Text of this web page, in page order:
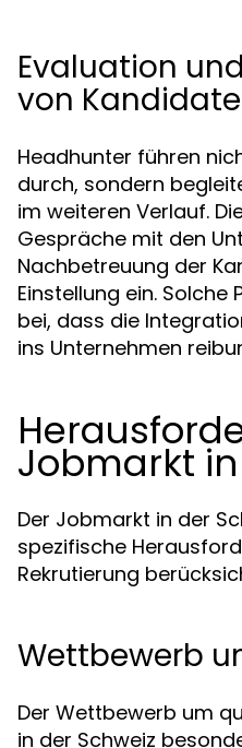
Evaluation
von
Headhunter führen
durch, sondern
im weiteren Verlauf.
Gespräche mit den
Nachbetreuung der
Einstellung ein. Solche
bei, dass die
ins Unternehmen
Jobmarkt
Der Jobmarkt in der
spezifische
Rekrutierung
Wettbewerb
Der Wettbewerb um
in der Schweiz